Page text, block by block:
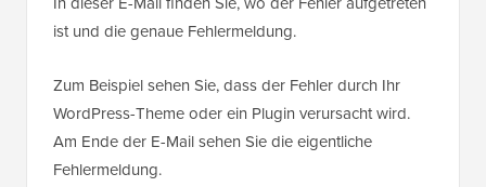
ist und die genaue Fehlermeldung.
Zum Beispiel sehen Sie, dass der Fehler durch Ihr
WordPress-Theme oder ein Plugin verursacht wird.
Am Ende der E-Mail sehen Sie die eigentliche
Fehlermeldung.